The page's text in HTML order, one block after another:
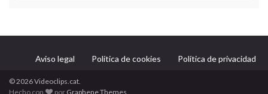
Aviso legal Política de cookies Política de privacidad
© 2026 Videoclips.cat.
Hecho con
por Graphene Themes